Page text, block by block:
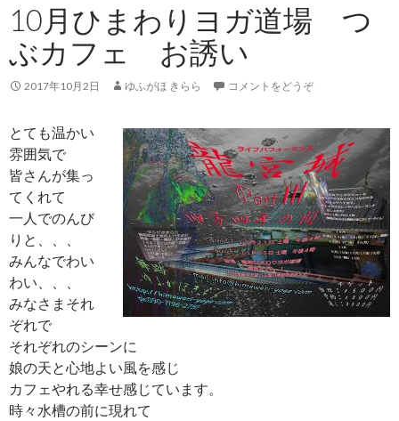
10月ひまわりヨガ道場 つ
ぶカフェ お誘い
2017年10月2日 ゆふがほ きらら コメントをどうぞ
とても温かい
雰囲気で
皆さんが集っ
てくれて
一人でのんび
りと、、、
みんなでわい
わい、、、
みなさまそれ
ぞれで
それぞれのシーンに
娘の天と心地よい風を感じ
カフェやれる幸せ感じています。
時々水槽の前に現れて